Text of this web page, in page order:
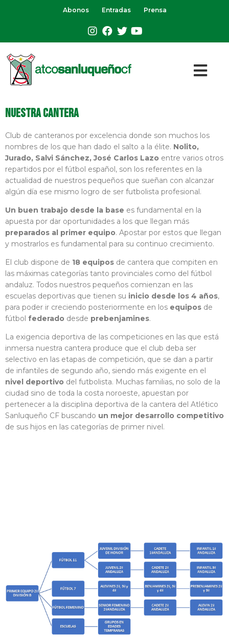
Abonos Entradas Prensa
Nuestra cantera
Club de canteranos por excelencia donde son muchos los
nombres de los que han dado el salto a la élite. Nolito,
Jurado, Salvi Sánchez, José Carlos Lazo entre varios otros
repartidos por el fútbol español, son los referentes en la
actualidad de nuestros pequeños que sueñan con alcanzar
algún día ese mismo logro de ser futbolista profesional.
Un buen trabajo desde la base es fundamental en la
apuesta por dar oportunidades a los que llegan más
preparados al primer equipo. Apostar por estos que llegan
y mostrarlos es fundamental para su continuo crecimiento.
El club dispone de 18 equipos de cantera que compiten en
las máximas categorías tanto provinciales como del fútbol
andaluz. Todos nuestros pequeños comienzan en las
escuelas deportivas que tienen su inicio desde los 4 años,
para poder ir creciendo posteriormente en los equipos de
fútbol federado desde prebenjamines.
La exigencia deportiva de las competiciones en las que está
inmersa nuestra cantera produce que el club deba ser
selectivo en las etapas de competición, que se dan a partir
de infantiles de segundo año, siendo más exigente en el
nivel deportivo del futbolista. Muchas familias, no solo de la
ciudad sino de toda la costa noroeste, apuestan por
pertenecer a la disciplina deportiva de la cantera del Atlético
Sanluqueño CF buscando un mejor desarrollo competitivo
de sus hijos en las categorías de primer nivel.